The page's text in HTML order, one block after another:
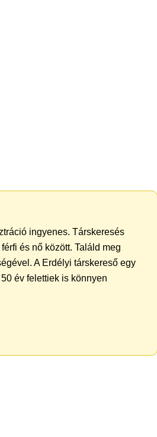
ingyenes. Társkeresés
és nő között. Találd meg
A Erdélyi társkereső egy
év felettiek is könnyen